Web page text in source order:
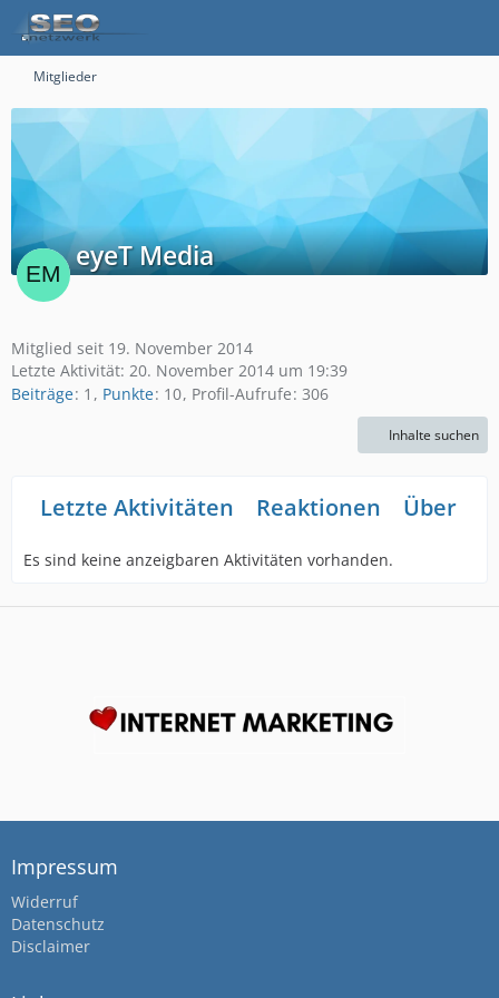
Mitglieder
eyeT Media
Mitglied seit 19. November 2014
Letzte Aktivität: 20. November 2014 um 19:39
Beiträge 1 Punkte 10 Profil-Aufrufe 306
Inhalte suchen
Letzte Aktivitäten Reaktionen Über
Es sind keine anzeigbaren Aktivitäten vorhanden.
Impressum
Widerruf
Datenschutz
Disclaimer